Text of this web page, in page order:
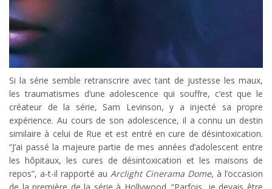
Si la série semble retranscrire avec tant de justesse les maux,
les traumatismes d’une adolescence qui souffre, c’est que le
créateur de la série, Sam Levinson, y a injecté sa propre
expérience. Au cours de son adolescence, il a connu un destin
similaire à celui de Rue et est entré en cure de désintoxication.
“J’ai passé la majeure partie de mes années d’adolescent entre
les hôpitaux, les cures de désintoxication et les maisons de
repos”, a-t-il rapporté au Arclight Cinerama Dome, à l’occasion